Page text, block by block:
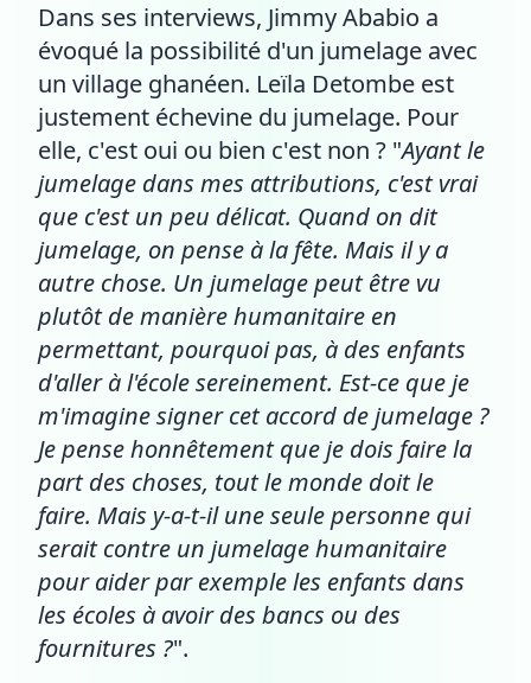
Dans ses interviews, Jimmy Ababio a
évoqué la possibilité d'un jumelage avec
un village ghanéen. Leïla Detombe est
justement échevine du jumelage. Pour
elle, c'est oui ou bien c'est non ? "Ayant le
jumelage dans mes attributions, c'est vrai
que c'est un peu délicat. Quand on dit
jumelage, on pense à la fête. Mais il y a
autre chose. Un jumelage peut être vu
plutôt de manière humanitaire en
permettant, pourquoi pas, à des enfants
d'aller à l'école sereinement. Est-ce que je
m'imagine signer cet accord de jumelage ?
Je pense honnêtement que je dois faire la
part des choses, tout le monde doit le
faire. Mais y-a-t-il une seule personne qui
serait contre un jumelage humanitaire
pour aider par exemple les enfants dans
les écoles à avoir des bancs ou des
fournitures ?".